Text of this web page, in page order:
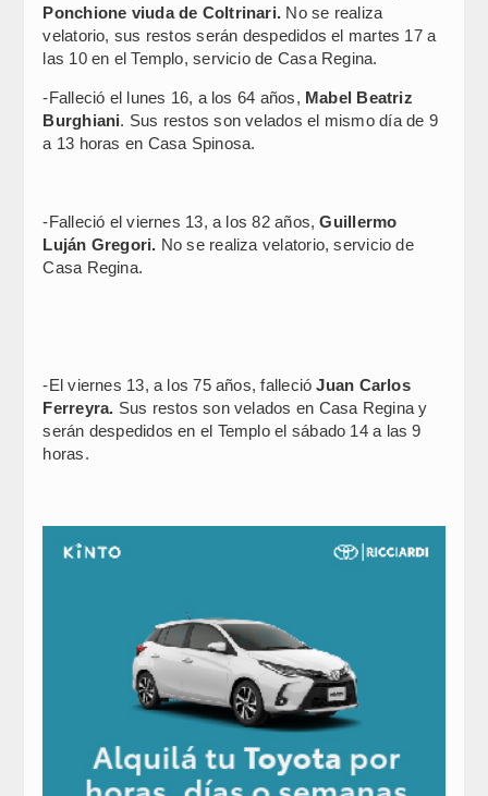
Ponchione viuda de Coltrinari. No se realiza
velatorio, sus restos serán despedidos el martes 17 a
las 10 en el Templo, servicio de Casa Regina.
-Falleció el lunes 16, a los 64 años, Mabel Beatriz
Burghiani. Sus restos son velados el mismo día de 9
a 13 horas en Casa Spinosa.
-Falleció el viernes 13, a los 82 años,Guillermo
Luján Gregori. No se realiza velatorio, servicio de
Casa Regina.
-El viernes 13, a los 75 años, fallecióJuan Carlos
Ferreyra. Sus restos son velados en Casa Regina y
serán despedidos en el Templo el sábado 14 a las 9
horas.